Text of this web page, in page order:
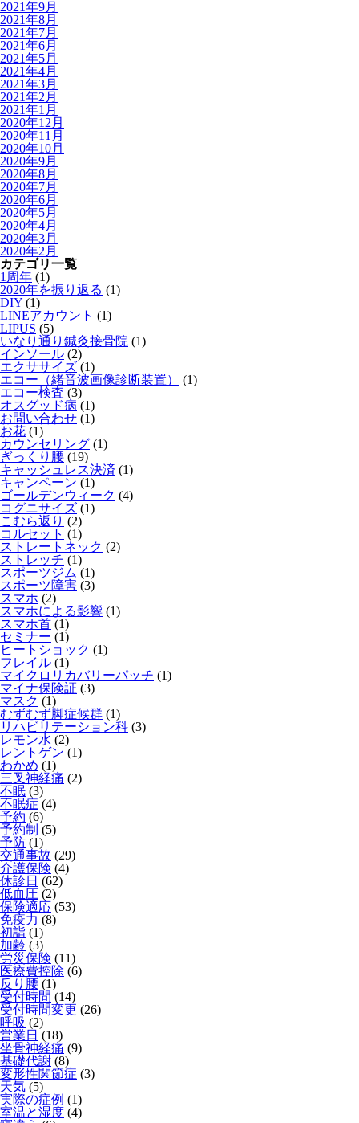
2021年9月
2021年8月
2021年7月
2021年6月
2021年5月
2021年4月
2021年3月
2021年2月
2021年1月
2020年12月
2020年11月
2020年10月
2020年9月
2020年8月
2020年7月
2020年6月
2020年5月
2020年4月
2020年3月
2020年2月
カテゴリ一覧
1周年 (1)
2020年を振り返る (1)
DIY (1)
LINEアカウント (1)
LIPUS (5)
いなり通り鍼灸接骨院 (1)
インソール (2)
エクササイズ (1)
エコー（緒音波画像診断装置）
(1)
エコー検査 (3)
オスグッド病 (1)
お問い合わせ (1)
お花 (1)
カウンセリング (1)
ぎっくり腰 (19)
キャッシュレス決済 (1)
キャンペーン (1)
ゴールデンウィーク (4)
コグニサイズ (1)
こむら返り (2)
コルセット (1)
ストレートネック (2)
ストレッチ (1)
スポーツジム (1)
スポーツ障害 (3)
スマホ (2)
スマホによる影響 (1)
スマホ首 (1)
セミナー (1)
ヒートショック (1)
フレイル (1)
マイクロリカバリーパッチ (1)
マイナ保険証 (3)
マスク (1)
むずむず脚症候群 (1)
リハビリテーション科 (3)
レモン水 (2)
レントゲン (1)
わかめ (1)
三叉神経痛 (2)
不眠 (3)
不眠症 (4)
予約 (6)
予約制 (5)
予防 (1)
交通事故 (29)
介護保険 (4)
休診日 (62)
低血圧 (2)
保険適応 (53)
免疫力 (8)
初詣 (1)
加齢 (3)
労災保険 (11)
医療費控除 (6)
反り腰 (1)
受付時間 (14)
受付時間変更 (26)
呼吸 (2)
営業日 (18)
坐骨神経痛 (9)
基礎代謝 (8)
変形性関節症 (3)
天気 (5)
実際の症例 (1)
室温と湿度 (4)